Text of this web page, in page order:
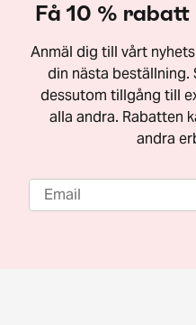
Få 10 %
Anmäl dig till vårt
din nästa beställning.
dessutom tillgång till
alla andra. Rabatten
andra